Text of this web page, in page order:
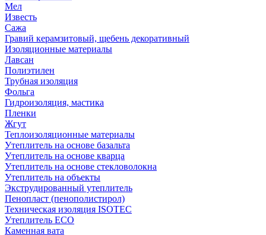
Мел
Известь
Сажа
Гравий керамзитовый, щебень декоративный
Изоляционные материалы
Лавсан
Полиэтилен
Трубная изоляция
Фольга
Гидроизоляция, мастика
Пленки
Жгут
Теплоизоляционные материалы
Утеплитель на основе базальта
Утеплитель на основе кварца
Утеплитель на основе стекловолокна
Утеплитель на объекты
Экструдированный утеплитель
Пенопласт (пенополистирол)
Техническая изоляция ISOTEC
Утеплитель ECO
Каменная вата